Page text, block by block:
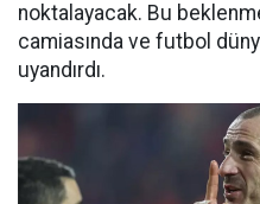
noktalayacak. Bu
camiasında ve futbol
uyandırdı.